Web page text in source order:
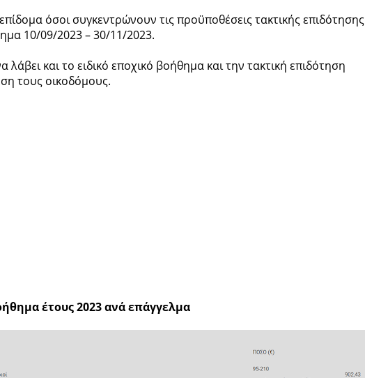
όσοι συγκεντρώνουν τις προϋποθέσεις τακτικής επιδότησης
10/09/2023 – 30/11/2023.
λάβει και το ειδικό εποχικό βοήθημα και την τακτική επιδότηση
τους οικοδόμους.
έτους 2023 ανά επάγγελμα